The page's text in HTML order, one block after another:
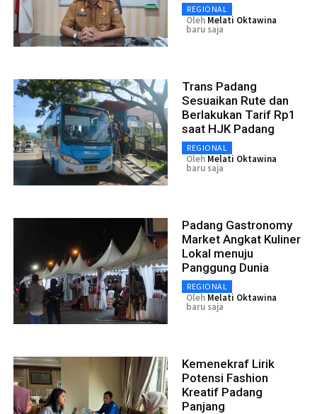
REGIONAL
Oleh Melati Oktawina
baru saja
Trans Padang
Sesuaikan Rute dan
Berlakukan Tarif Rp1
saat HJK Padang
REGIONAL
Oleh Melati Oktawina
baru saja
Padang Gastronomy
Market Angkat Kuliner
Lokal menuju
Panggung Dunia
REGIONAL
Oleh Melati Oktawina
baru saja
Kemenekraf Lirik
Potensi Fashion
Kreatif Padang
Panjang